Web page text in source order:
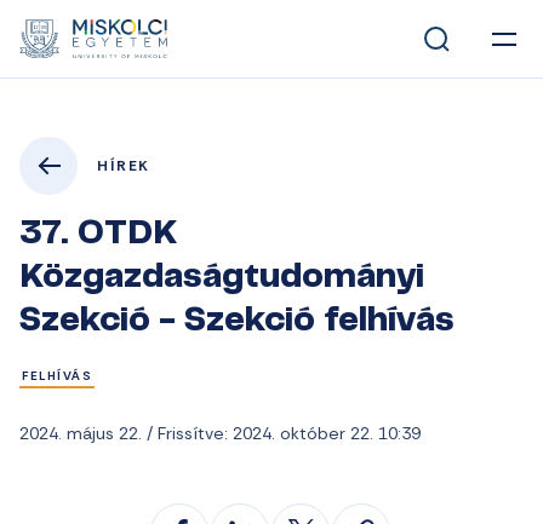
HÍREK
37. OTDK
Közgazdaságtudományi
Szekció - Szekció felhívás
FELHÍVÁS
2024. május 22. / Frissítve: 2024. október 22. 10:39